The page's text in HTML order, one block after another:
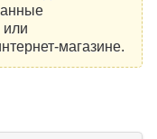
или
магазине.